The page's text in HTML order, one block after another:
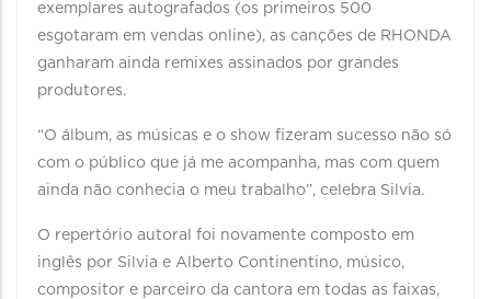
exemplares autografados (os primeiros 500
esgotaram em vendas online), as canções de RHONDA
ganharam ainda remixes assinados por grandes
produtores.
“O álbum, as músicas e o show fizeram sucesso não só
com o público que já me acompanha, mas com quem
ainda não conhecia o meu trabalho”, celebra Silvia.
O repertório autoral foi novamente composto em
inglês por Silvia e Alberto Continentino, músico,
compositor e parceiro da cantora em todas as faixas,